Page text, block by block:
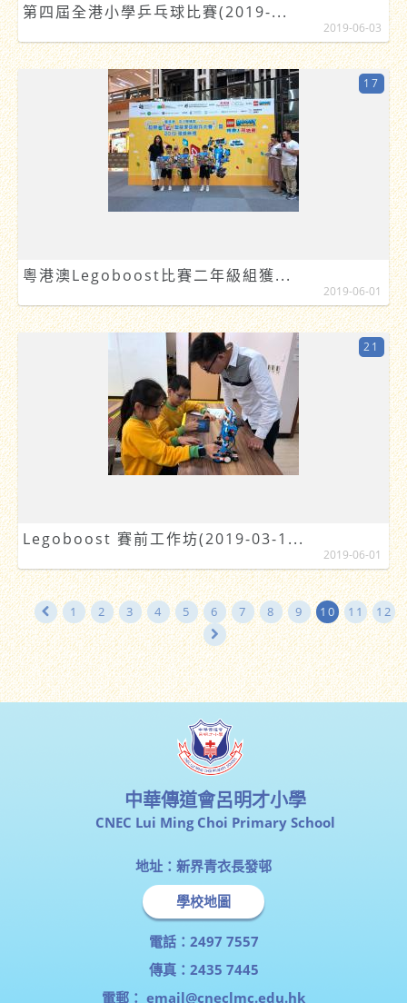
第四屆全港小學乒乓球比賽(2019-...
2019-06-03
粵港澳Legoboost比賽二年級組獲...
17
2019-06-01
Legoboost 賽前工作坊(2019-03-1...
21
2019-06-01
1 2 3 4 5 6 7 8 9 10 11 12
中華傳道會呂明才小學
CNEC Lui Ming Choi Primary School
地址：新界青衣長發邨
學校地圖
電話：2497 7557
傳真：2435 7445
電郵： email@cneclmc.edu.hk